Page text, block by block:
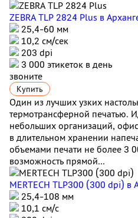
ZEBRA TLP 2824 Plus в
25,4-60 мм
10,2 см/сек
203 dpi
3 000 этикеток в день
звоните
Купить
Один из лучших узких
термотрансферной печатью.
небольших организаций,
в длительном хранении
объемами печати не более 3
возможность прямой...
MERTECH TLP300 (300 dpi) в
25,4-108 мм
10,1 см/с